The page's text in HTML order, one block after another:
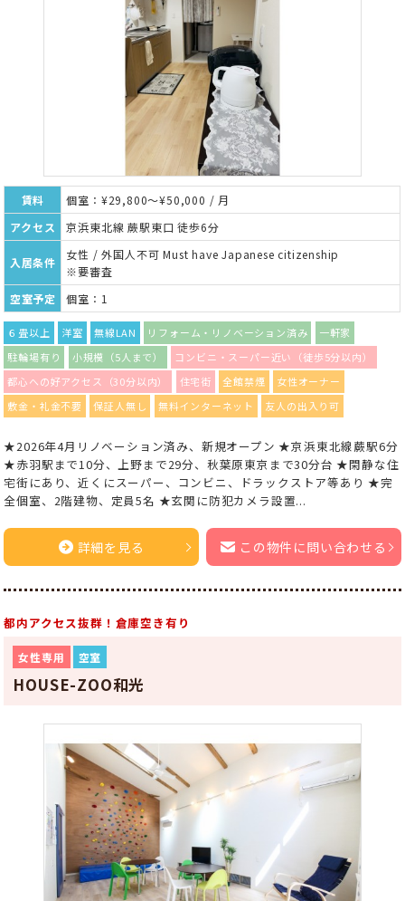
賃料
個室：¥29,800～¥50,000 / 月
アクセス
京浜東北線 蕨駅東口 徒歩6分
入居条件
女性 / 外国人不可 Must have Japanese citizenship
※要審査
空室予定
個室：1
６畳以上 洋室 無線LAN リフォーム・リノベーション済み
一軒家
駐輪場有り
小規模（5人まで）
コンビニ・スーパー近い（徒歩5分以内）
都心への好アクセス（30分以内）
住宅街 全館禁煙
女性オーナー
敷金・礼金不要
保証人無し 無料インターネット 友人の出入り可
★2026年4月リノベーション済み、新規オープン ★京浜東北線蕨駅6分
★赤羽駅まで10分、上野まで29分、秋葉原東京まで30分台 ★閑静な住
宅街にあり、近くにスーパー、コンビニ、ドラックストア等あり ★完
全個室、2階建物、定員5名 ★玄関に防犯カメラ設置...
詳細を見る この物件に問い合わせる
都内アクセス抜群！倉庫空き有り
女性専用 空室
HOUSE-ZOO和光